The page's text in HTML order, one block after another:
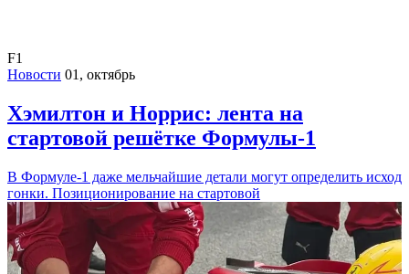
F1
Новости 01, октябрь
Хэмилтон и Норрис: лента на
стартовой решётке Формулы-1
В Формуле-1 даже мельчайшие детали могут определить исход
гонки. Позиционирование на стартовой